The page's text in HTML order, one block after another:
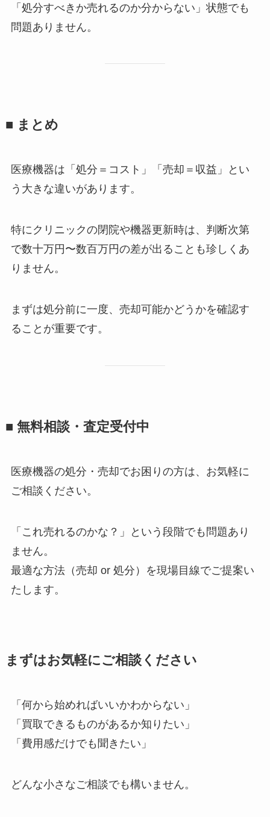
「処分すべきか売れるのか分からない」状態でも
問題ありません。
■ まとめ
医療機器は「処分＝コスト」「売却＝収益」とい
う大きな違いがあります。
特にクリニックの閉院や機器更新時は、判断次第
で数十万円〜数百万円の差が出ることも珍しくあ
りません。
まずは処分前に一度、売却可能かどうかを確認す
ることが重要です。
■ 無料相談・査定受付中
医療機器の処分・売却でお困りの方は、お気軽に
ご相談ください。
「これ売れるのかな？」という段階でも問題あり
ません。
最適な方法（売却 or 処分）を現場目線でご提案い
たします。
まずはお気軽にご相談ください
「何から始めればいいかわからない」
「買取できるものがあるか知りたい」
「費用感だけでも聞きたい」
どんな小さなご相談でも構いません。